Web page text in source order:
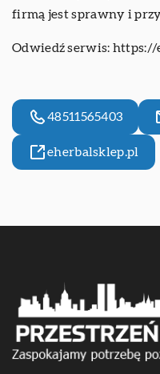
firmą jest sprawny i
Odwiedź serwis: https://
48511565403
eherbalsklep.pl